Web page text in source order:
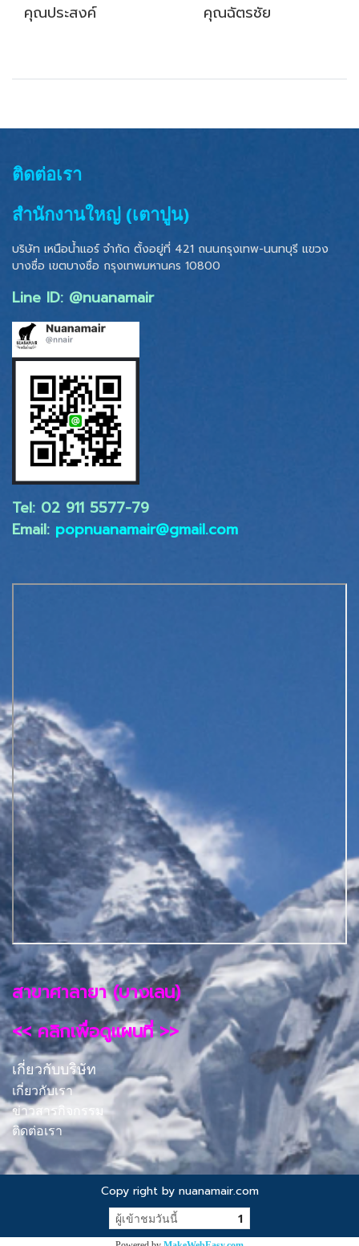
คุณประสงค์​ คุณฉัตรชัย
ติดต่อเรา
สำนักงานใหญ่ (เตาปูน)
บริษัท เหนือน้ำแอร์ จำกัด ตั้งอยู่ที่ 421 ถนนกรุงเทพ-นนทบุรี แขวง
บางซื่อ เขตบางซื่อ กรุงเทพมหานคร 10800
Line ID: @nuanamair
Tel: 02 ​911 5577-79
Email: popnuanamair@gmail.com
สาขาศาลายา (บางเลน)
<< คลิกเพื่อดูแผนที่ >>
เกี่ยวกับบริษัท
เกี่ยวกับเรา
ข่าวสารกิจกรรม
ติดต่อเรา
Copy right by nuanamair.com
ผู้เข้าชมวันนี้ 1